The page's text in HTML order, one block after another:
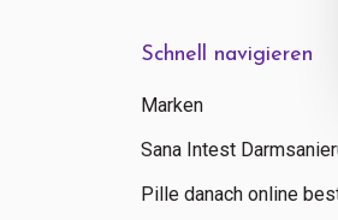
Schnell navigieren
Marken
Sana Intest
Pille danach online